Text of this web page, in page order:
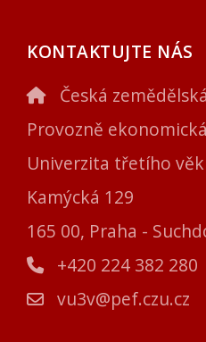
KONTAKTUJTE NÁS
Česká
Provozně
Univerzita třetího
Kamýcká 129
165 00, Praha -
+420 224 382 280
vu3v@pef.czu.cz